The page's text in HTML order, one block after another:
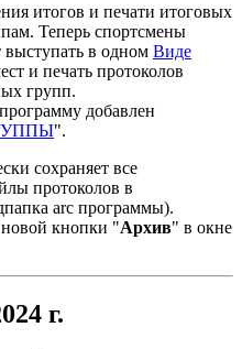
итогов и печати итоговых
Теперь спортсмены
выступать в одном Виде
и печать протоколов
групп.
добавлен
".
сохраняет все
протоколов в
arc программы).
кнопки "Архив" в окне
г.